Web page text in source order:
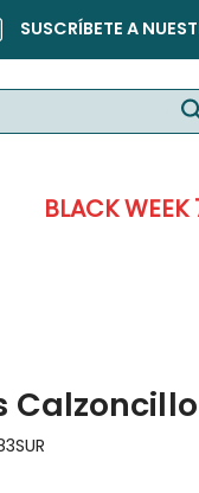
SUSCRÍBETE A
BLACK WEEK